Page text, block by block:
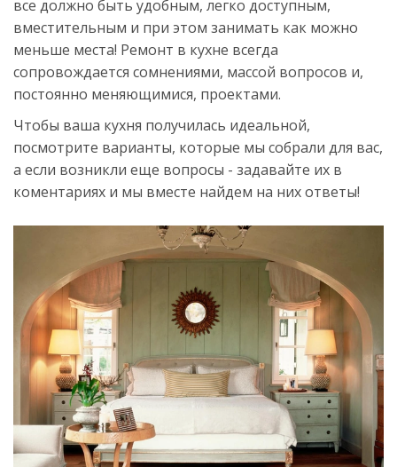
все должно быть удобным, легко доступным,
вместительным и при этом занимать как можно
меньше места! Ремонт в кухне всегда
сопровождается сомнениями, массой вопросов и,
постоянно меняющимися, проектами.
Чтобы ваша кухня получилась идеальной,
посмотрите варианты, которые мы собрали для вас,
а если возникли еще вопросы - задавайте их в
коментариях и мы вместе найдем на них ответы!